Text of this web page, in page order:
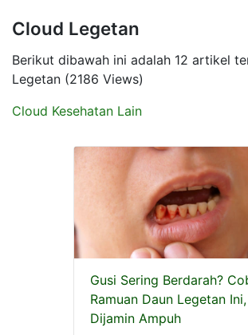
Cloud Legetan
Berikut dibawah ini adalah 12 artikel
Legetan (2186 Views)
Cloud Kesehatan Lain
Gusi Sering Berdarah?
Ramuan Daun Legetan Ini,
Dijamin Ampuh